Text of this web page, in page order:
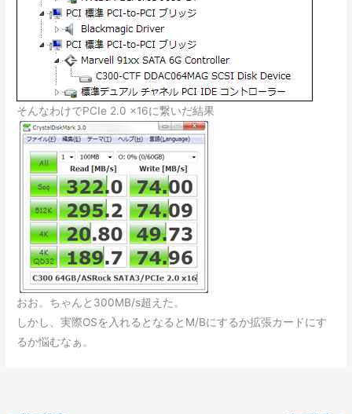
そんなわけでPCIe 2.0 x16に繋いだ結果
おお。ちゃんと300MB/s超えた。
しかし、実際OSを入れるとなるとM/Bにするか拡張カードにす
るか悩むなぁ。